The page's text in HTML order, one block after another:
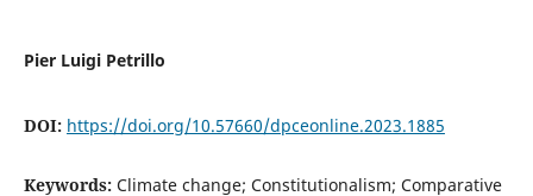
Pier Luigi Petrillo
DOI: https://doi.org/10.57660/dpceonline.2023.1885
Keywords: Climate change; Constitutionalism; Comparative